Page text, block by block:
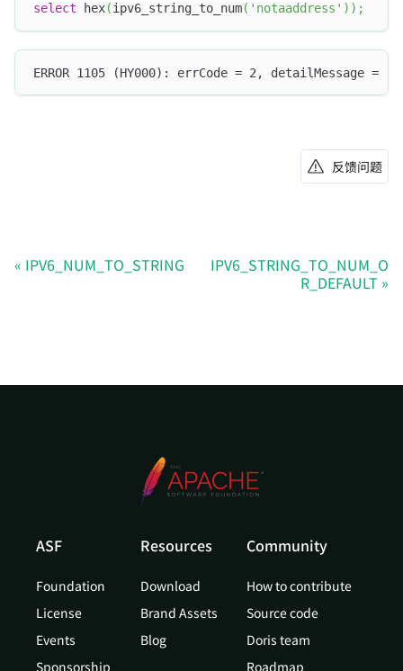
select hex(ipv6_string_to_num( 'notaaddress' ) ) ;
ERROR 1105 (HY000): errCode = 2, detailMessage =
反馈问题
IPV6_NUM_TO_STRING
IPV6_STRING_TO_NUM_O
R_DEFAULT
ASF
Foundation
License
Events
Sponsorship
Resources
Download
Brand Assets
Blog
Community
How to contribute
Source code
Doris team
Roadmap